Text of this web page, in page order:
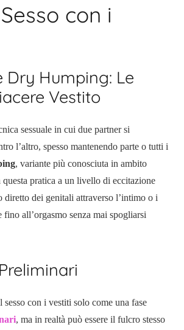
con i
Dry Humping: Le
Vestito
sessuale in cui due partner si
l’altro, spesso mantenendo parte o tutti i
, variante più conosciuta in ambito
questa pratica a un livello di eccitazione
diretto dei genitali attraverso l’intimo o i
all’orgasmo senza mai spogliarsi
con i vestiti solo come una fase
, ma in realtà può essere il fulcro stesso